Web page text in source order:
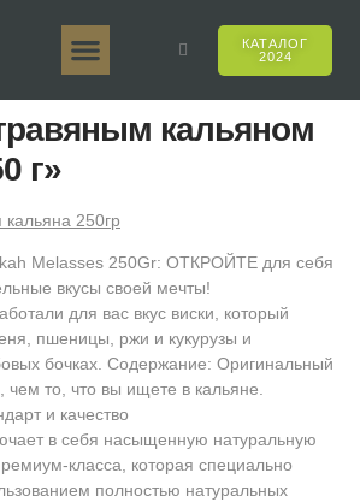
КАТАЛОГ
2024
кальяном
г»
Melasses 250Gr: ОТКРОЙТЕ для себя
вкусы своей мечты!
для вас вкус виски, который
пшеницы, ржи и кукурузы и
бочках. Содержание: Оригинальный
чем то, что вы ищете в кальяне.
и качество
в себя насыщенную натуральную
класса, которая специально
полностью натуральных